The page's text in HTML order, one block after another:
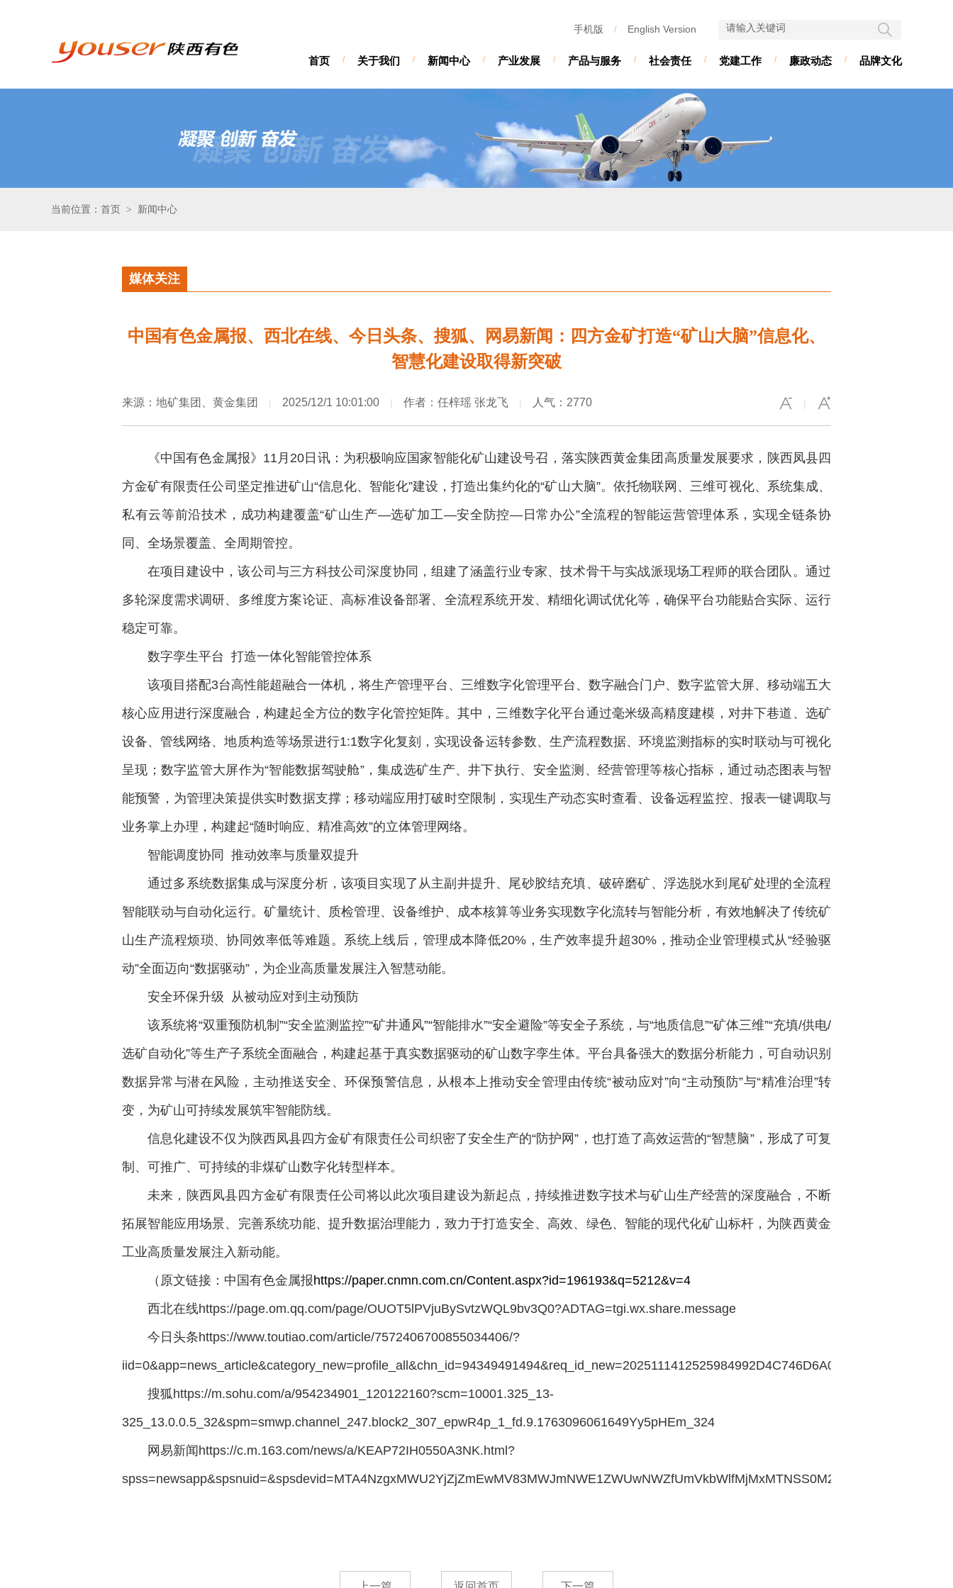
手机版 / English Version
首页 / 关于我们 / 新闻中心 / 产业发展 / 产品与服务 / 社会责任 / 党建工作 / 廉政动态 / 品牌文化
当前位置：首页 > 新闻中心
媒体关注
中国有色金属报、西北在线、今日头条、搜狐、网易新闻：四方金矿打造“矿山大脑”信息化、
智慧化建设取得新突破
|
来源：地矿集团、黄金集团 | 2025/12/1 10:01:00 | 作者：任梓瑶 张龙飞 | 人气：2770
《中国有色金属报》11月20日讯：为积极响应国家智能化矿山建设号召，落实陕西黄金集团高质量发展要求，陕西凤县四
方金矿有限责任公司坚定推进矿山“信息化、智能化”建设，打造出集约化的“矿山大脑”。依托物联网、三维可视化、系统集成、
私有云等前沿技术，成功构建覆盖“矿山生产—选矿加工—安全防控—日常办公”全流程的智能运营管理体系，实现全链条协
同、全场景覆盖、全周期管控。
在项目建设中，该公司与三方科技公司深度协同，组建了涵盖行业专家、技术骨干与实战派现场工程师的联合团队。通过
多轮深度需求调研、多维度方案论证、高标准设备部署、全流程系统开发、精细化调试优化等，确保平台功能贴合实际、运行
稳定可靠。
数字孪生平台 打造一体化智能管控体系
该项目搭配3台高性能超融合一体机，将生产管理平台、三维数字化管理平台、数字融合门户、数字监管大屏、移动端五大
核心应用进行深度融合，构建起全方位的数字化管控矩阵。其中，三维数字化平台通过毫米级高精度建模，对井下巷道、选矿
设备、管线网络、地质构造等场景进行1:1数字化复刻，实现设备运转参数、生产流程数据、环境监测指标的实时联动与可视化
呈现；数字监管大屏作为“智能数据驾驶舱”，集成选矿生产、井下执行、安全监测、经营管理等核心指标，通过动态图表与智
能预警，为管理决策提供实时数据支撑；移动端应用打破时空限制，实现生产动态实时查看、设备远程监控、报表一键调取与
业务掌上办理，构建起“随时响应、精准高效”的立体管理网络。
智能调度协同 推动效率与质量双提升
通过多系统数据集成与深度分析，该项目实现了从主副井提升、尾砂胶结充填、破碎磨矿、浮选脱水到尾矿处理的全流程
智能联动与自动化运行。矿量统计、质检管理、设备维护、成本核算等业务实现数字化流转与智能分析，有效地解决了传统矿
山生产流程烦琐、协同效率低等难题。系统上线后，管理成本降低20%，生产效率提升超30%，推动企业管理模式从“经验驱
动”全面迈向“数据驱动”，为企业高质量发展注入智慧动能。
安全环保升级 从被动应对到主动预防
该系统将“双重预防机制”“安全监测监控”“矿井通风”“智能排水”“安全避险”等安全子系统，与“地质信息”“矿体三维”“充填/供电/
选矿自动化”等生产子系统全面融合，构建起基于真实数据驱动的矿山数字孪生体。平台具备强大的数据分析能力，可自动识别
数据异常与潜在风险，主动推送安全、环保预警信息，从根本上推动安全管理由传统“被动应对”向“主动预防”与“精准治理”转
变，为矿山可持续发展筑牢智能防线。
信息化建设不仅为陕西凤县四方金矿有限责任公司织密了安全生产的“防护网”，也打造了高效运营的“智慧脑”，形成了可复
制、可推广、可持续的非煤矿山数字化转型样本。
未来，陕西凤县四方金矿有限责任公司将以此次项目建设为新起点，持续推进数字技术与矿山生产经营的深度融合，不断
拓展智能应用场景、完善系统功能、提升数据治理能力，致力于打造安全、高效、绿色、智能的现代化矿山标杆，为陕西黄金
工业高质量发展注入新动能。
（原文链接：中国有色金属报https://paper.cnmn.com.cn/Content.aspx?id=196193&q=5212&v=4
西北在线https://page.om.qq.com/page/OUOT5lPVjuBySvtzWQL9bv3Q0?ADTAG=tgi.wx.share.message
今日头条https://www.toutiao.com/article/7572406700855034406/?
搜狐https://m.sohu.com/a/954234901_120122160?scm=10001.325_13-
325_13.0.0.5_32&spm=smwp.channel_247.block2_307_epwR4p_1_fd.9.1763096061649Yy5pHEm_324
网易新闻https://c.m.163.com/news/a/KEAP72IH0550A3NK.html?